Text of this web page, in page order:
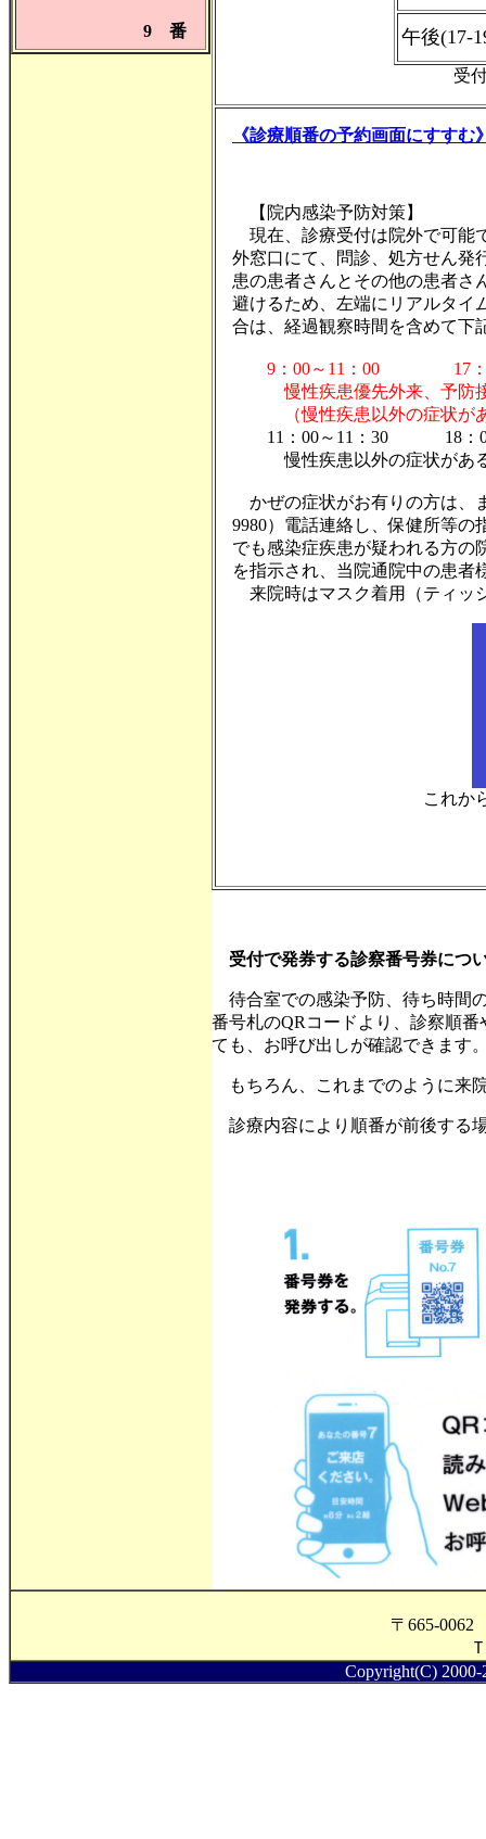
9 番 午後(17-
受
《診療順番の予約画面にすすむ
【院内感染予防対策】
現在、診療受付は院外で可能
外窓口にて、問診、処方せん
患の患者さんとその他の患者さ
避けるため、左端にリアルタイ
合は、経過観察時間を含めて下
9：00～11：00 17：00
慢性疾患優先外来、予防接
（慢性疾患以外の症状があ
11：00～11：30 18：00
慢性疾患以外の症状がある
かぜの症状がお有りの方は、
9980）電話連絡し、保健所等
でも感染症疾患が疑われる方の
を指示され、当院通院中の患者
来院時はマスク着用（ティッ
これか
受付で発券する診察番号券につ
待合室での感染予防、待ち時間
番号札のQRコードより、診察順
ても、お呼び出しが確認できます
もちろん、これまでのように来
診療内容により順番が前後する
〒665-
Copyright(C)